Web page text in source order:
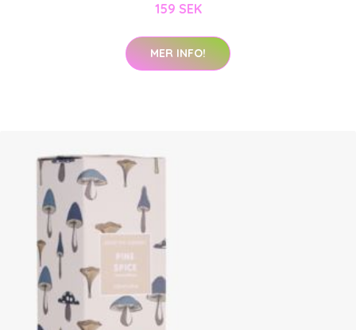
159 SEK
MER INFO!